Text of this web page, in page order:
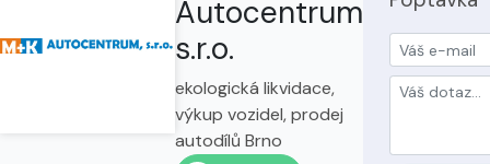
Autocentrum
s.r.o.
ekologická likvidace,
výkup vozidel, prodej
autodílů Brno